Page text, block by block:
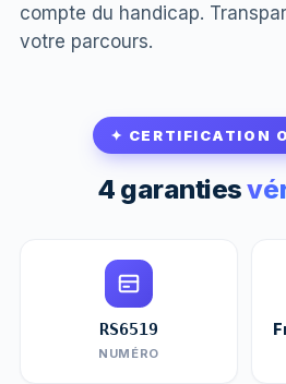
compte du handicap.
votre parcours.
✦ CERTIFICATION
4 garanties
RS6519
NUMÉRO